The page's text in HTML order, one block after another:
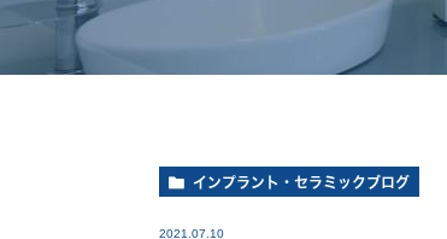
マウ
ビザ
インプラント・セラミックブログ
2021.07.10